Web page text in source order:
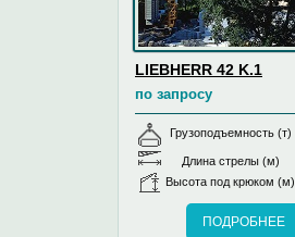
LIEBHERR 42 K.1
по запросу
Грузоподъемность (т)
Длина стрелы (м)
Высота под крюком (м)
ПОДРОБНЕЕ